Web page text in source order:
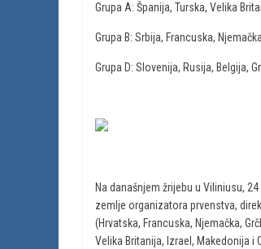
Grupa A: Španija, Turska, Velika
Grupa B: Srbija, Francuska,
Grupa D: Slovenija, Rusija, Belgija,
Na današnjem žrijebu u Viliniusu,
zemlje organizatora prvenstva,
(Hrvatska, Francuska, Njemačka,
Velika Britanija, Izrael, Makedonija